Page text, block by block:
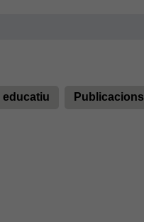
educatiu Publicacions